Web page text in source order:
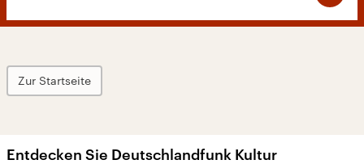
Zur Startseite
Entdecken Sie Deutschlandfunk Kultur